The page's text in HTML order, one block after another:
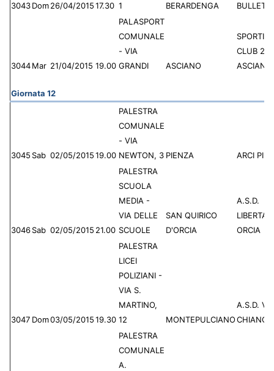
3043Dom26/04/201517.30 1
BERARDENGA
3044Mar 21/04/2015 19.00
PALASPORT
COMUNALE
- VIA
GRANDI
ASCIANO
CLUB
Giornata 12
3045 Sab 02/05/201519.00
PALESTRA
COMUNALE
- VIA
NEWTON, 3 PIENZA ARCI
3046Sab 02/05/2015 21.00
PALESTRA
SCUOLA
MEDIA -
VIA DELLE
SCUOLE
SAN QUIRICO
D'ORCIA
A.S.D.
LIBERTAS
ORCIA
3047 Dom03/05/201519.30
PALESTRA
LICEI
POLIZIANI -
VIA S.
MARTINO,
12
MONTEPULCIANO
A.S.D.
PALESTRA
COMUNALE
A.